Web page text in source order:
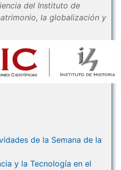
del Instituto de
la globalización y
de la Semana de la
y la Tecnología en el